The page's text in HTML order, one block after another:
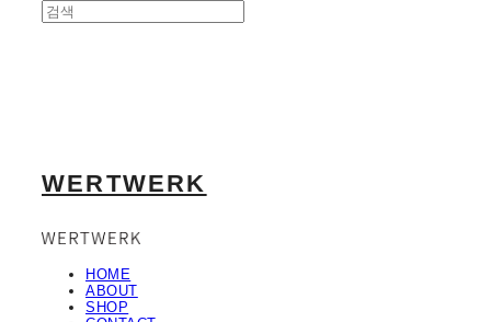
WERTWERK
HOME
ABOUT
SHOP